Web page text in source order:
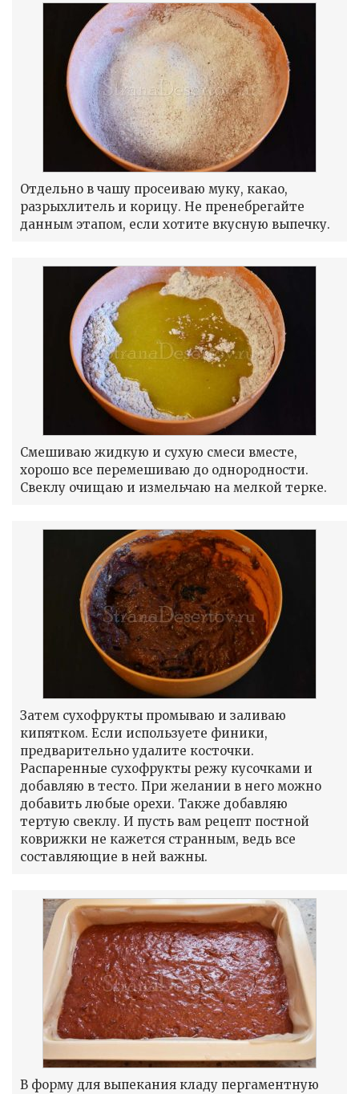
Отдельно в чашу просеиваю муку, какао,
разрыхлитель и корицу. Не пренебрегайте
данным этапом, если хотите вкусную выпечку.
Смешиваю жидкую и сухую смеси вместе,
хорошо все перемешиваю до однородности.
Свеклу очищаю и измельчаю на мелкой терке.
Затем сухофрукты промываю и заливаю
кипятком. Если используете финики,
предварительно удалите косточки.
Распаренные сухофрукты режу кусочками и
добавляю в тесто. При желании в него можно
добавить любые орехи. Также добавляю
тертую свеклу. И пусть вам рецепт постной
коврижки не кажется странным, ведь все
составляющие в ней важны.
В форму для выпекания кладу пергаментную